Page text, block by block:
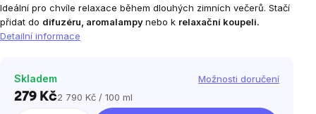
Ideální pro chvíle relaxace během dlouhých zimních večerů. Stačí
přidat do difuzéru, aromalampynebo k relaxační koupeli.
Detailní informace
Skladem Možnosti doručení
279 KčMěrná
2 790 Kč / 100 ml